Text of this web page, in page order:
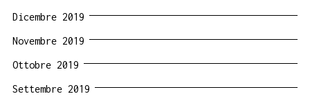
Dicembre 2019
Novembre 2019
Ottobre 2019
Settembre 2019